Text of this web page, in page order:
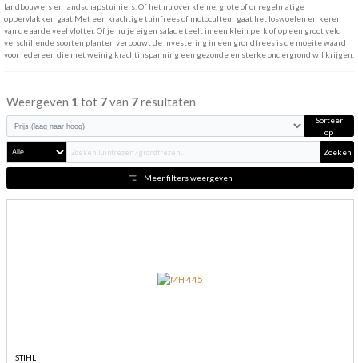
landbouwers en landschapstuiniers. Of het nu over kleine, grote of onregelmatige
oppervlakken gaat Met een krachtige tuinfrees of motoculteur gaat het loswoelen en keren
van de aarde veel vlotter. Of je nu je eigen salade teelt in een klein perk of op een groot veld
verschillende soorten planten verbouwt de investering in een grondfrees is de moeite waard
voor iedereen die met weinig krachtinspanning een gezonde en sterke ondergrond wil krijgen.
Weergeven 1 tot 7van 7resultaten
Sorteer
op
Zoeken
Meer filters weergeven
STIHL